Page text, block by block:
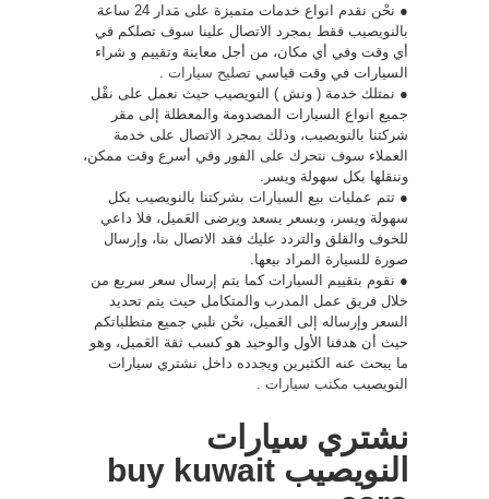
● نحْن نقدم انواع خدمات متميزة على مَدار 24 ساعة
بالنويصيب فقط بمجرد الاتصال علينا سوف تصلكم في
أي وقت وفي أي مكان، من أجل معاينة وتقييم و شراء
السيارات في وقت قياسي تصليح سيارات
● نمتلك خدمة ( ونش ) النويصيب حيث نعمل على نقْل
جميع انواع السيارات المصدومة والمعطلة إلى مقر
شركتنا بالنويصيب، وذلك بمجرد الاتصال على خدمة
العملاء سوف نتحرك على الفور وفي أسرع وقت ممكن،
وننقلها بكل سهولة ويسر.
● تتم عمليات بيع السيارات بشركتنا بالنويصيب بكل
سهولة ويسر، وبسعر يسعد ويرضى العَميل، فلا داعي
للخوف والقلق والتردد عليك فقد الاتصال بنا، وإرسال
صورة للسيارة المراد بيعها.
● نقوم بتقييم السيارات كما يتم إرسال سعر سريع من
خلال فريق عمل المدرب والمتكامل حيث يتم تحديد
السعر وإرساله إلى العَميل، نحْن نلبي جميع متطلباتكم
حيث أن هدفنا الأول والوحيد هو كسب ثقة العَميل، وهو
ما يبحث عنه الكثيرين ويجدده داخل نشتري سيارات
النويصيب مكتب سيارات
نشتري سيارات
النويصيب buy kuwait